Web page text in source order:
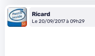
Ricard
Le 20/09/2017 à 09h29